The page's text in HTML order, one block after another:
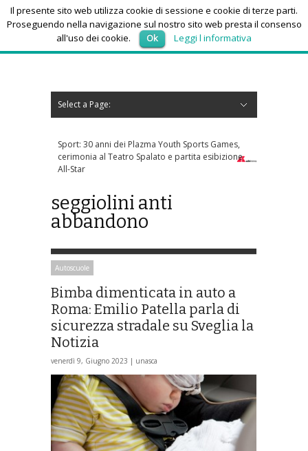
giovedì 6, Agosto 2026
Select a Page:
30 anni dei Plazma Youth Sports Games,
al Teatro Spalato e partita esibizione
Forza Italia, incontro tra
Berlusconi: faccia a faccia a
seggiolini anti
abbandono
Autoscuole
Bimba dimenticata in auto a
Roma: Emilio Patella parla di
sicurezza stradale su Sveglia la
Notizia
venerdì 9, Giugno 2023 | unasca
Il presente sito web utilizza cookie di sessione e cookie di terze parti.
Proseguendo nella navigazione sul nostro sito web presta il consenso
all'uso dei cookie.
Ok Leggi l informativa